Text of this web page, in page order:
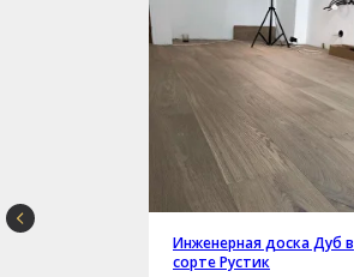
Инженерная доска Дуб в
сорте Рустик